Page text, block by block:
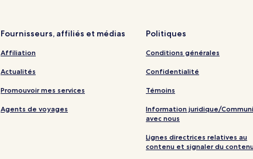
Fournisseurs, affiliés et médias
Affiliation
Actualités
Promouvoir mes services
Agents de voyages
Politiques
Conditions générales
Confidentialité
Témoins
Information juridique/
avec nous
Lignes directrices relatives au
contenu et signaler du